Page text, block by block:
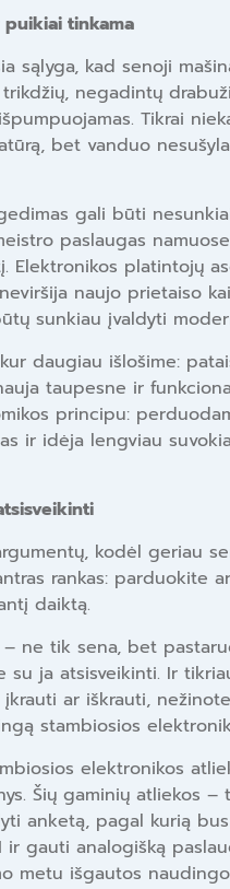
tinkama
sąlyga, kad senoji
negadintų
Tikrai
bet vanduo
gali būti
paslaugas
platintojų
naujo prietaiso
sunkiau įvaldyti
daugiau išlošime:
taupesne ir
principu:
ir idėja lengviau
kodėl geriau
rankas: parduokite
daiktą.
– ne tik sena, bet
su ja atsisveikinti. Ir
ar iškrauti,
stambiosios
elektronikos
Šių gaminių atliekos
anketą, pagal kurią
ir gauti analogišką
metu išgautos